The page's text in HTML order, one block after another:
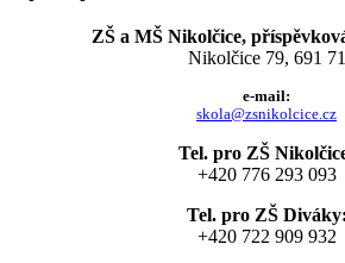
ZŠ a MŠ Nikolčice,
Nikolčice 79, 691 71
e-mail:
skola@zsnikolcice.cz
Tel. pro ZŠ
+420 776 293 093
Tel. pro ZŠ Diváky:
+420 722 909 932